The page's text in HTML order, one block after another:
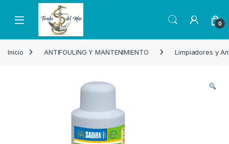
Skip to navigation
Skip to content
Open 0
Inicio ANTIFOULING Y MANTENIMIENTO Limpiadores y